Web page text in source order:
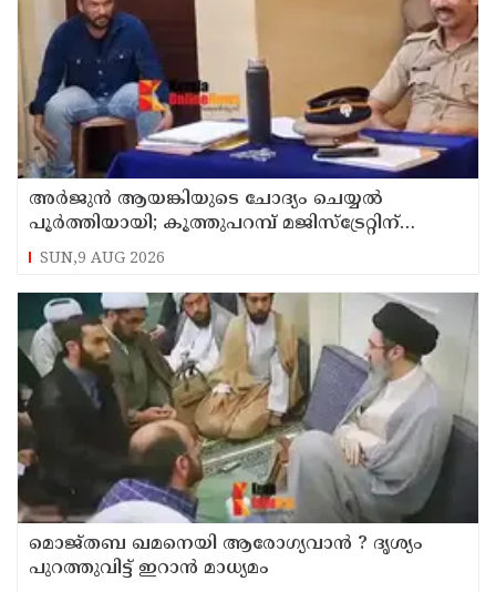
അര്‍ജുന്‍ ആയങ്കിയുടെ ചോദ്യം ചെയ്യല്‍
പൂര്‍ത്തിയായി; കൂത്തുപറമ്പ് മജിസ്ട്രേറ്റിന്
മുൻപില്‍ ഹാജരാക്കും
SUN,9 AUG 2026
മൊജ്തബ ഖമനെയി ആരോഗ്യവാന്‍ ? ദൃശ്യം
പുറത്തുവിട്ട് ഇറാന്‍ മാധ്യമം